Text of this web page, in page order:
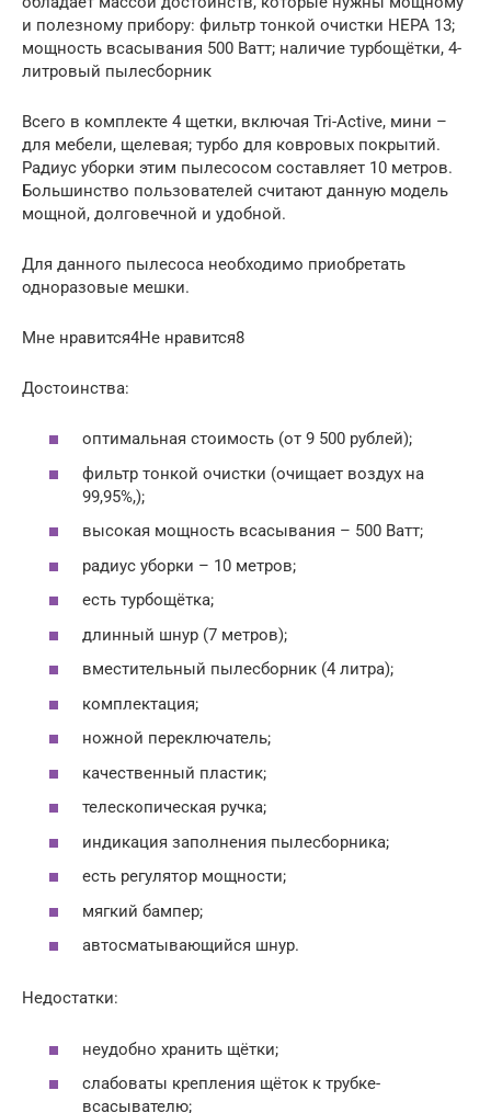
и полезному прибору: фильтр тонкой очистки HEPA 13;
мощность всасывания 500 Ватт; наличие турбощётки, 4-
литровый пылесборник
Всего в комплекте 4 щетки, включая Tri-Active, мини –
для мебели, щелевая; турбо для ковровых покрытий.
Радиус уборки этим пылесосом составляет 10 метров.
Большинство пользователей считают данную модель
мощной, долговечной и удобной.
Для данного пылесоса необходимо приобретать
одноразовые мешки.
Мне нравится4Не нравится8
Достоинства:
оптимальная стоимость (от 9 500 рублей);
фильтр тонкой очистки (очищает воздух на
99,95%,);
высокая мощность всасывания – 500 Ватт;
радиус уборки – 10 метров;
есть турбощётка;
длинный шнур (7 метров);
вместительный пылесборник (4 литра);
комплектация;
ножной переключатель;
качественный пластик;
телескопическая ручка;
индикация заполнения пылесборника;
есть регулятор мощности;
мягкий бампер;
автосматывающийся шнур.
Недостатки:
неудобно хранить щётки;
слабоваты крепления щёток к трубке-
всасывателю;